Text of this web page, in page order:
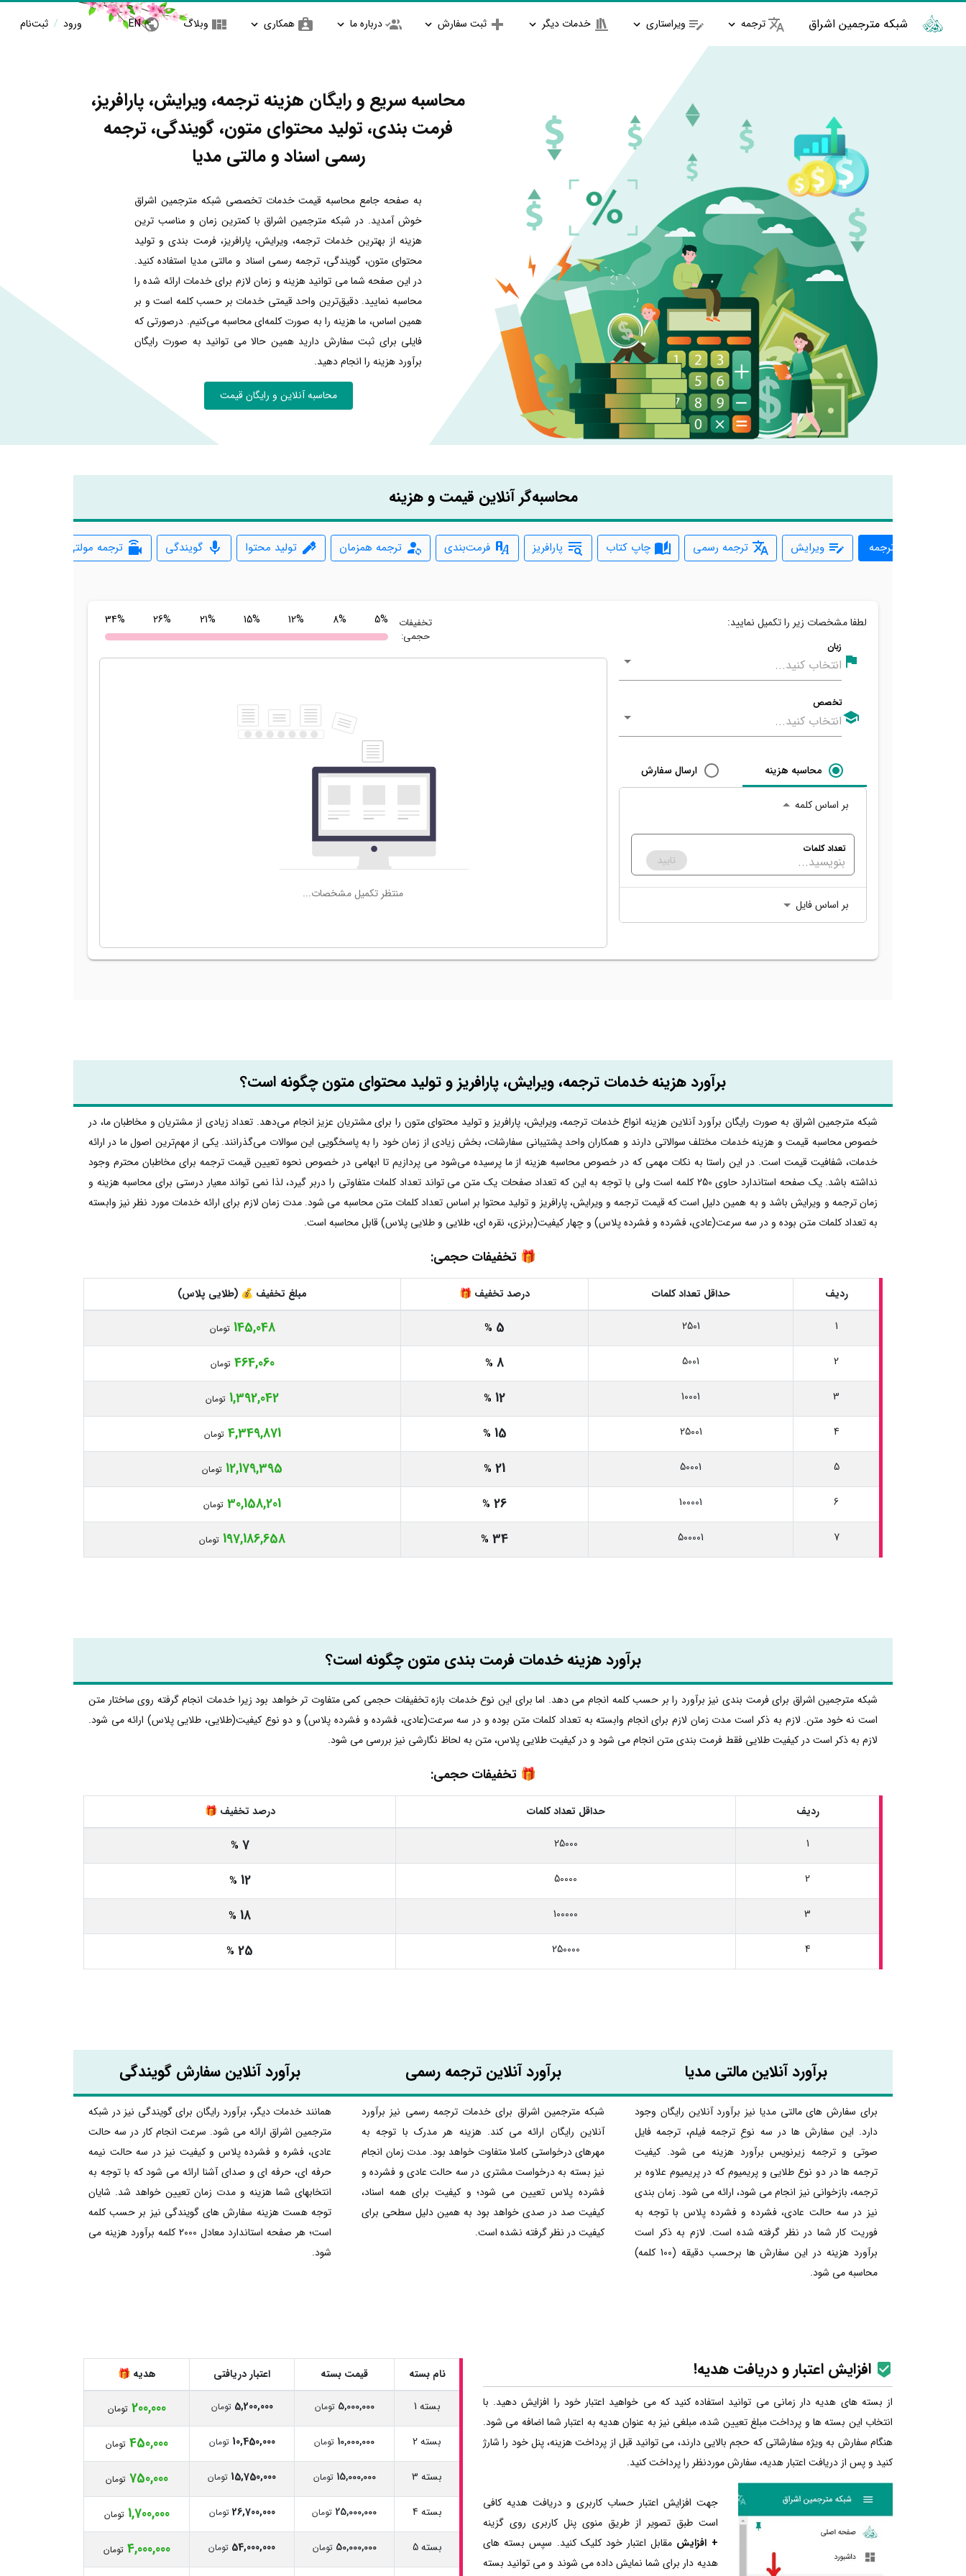
شبکه مترجمین اشراق ترجمه ویراستاری خدمات دیگر ثبت سفارش درباره ما همکاری وبلاگ EN ورود / ثبت‌نام
محاسبه سریع و رایگان هزینه ترجمه، ویرایش، پارافریز،
فرمت بندی، تولید محتوای متون، گویندگی، ترجمه
رسمی اسناد و مالتی مدیا
به صفحه جامع محاسبه قیمت خدمات تخصصی شبکه مترجمین اشراق
خوش آمدید. در شبکه مترجمین اشراق با کمترین زمان و مناسب ترین
هزینه از بهترین خدمات ترجمه، ویرایش، پارافریز، فرمت بندی و تولید
محتوای متون، گویندگی، ترجمه رسمی اسناد و مالتی مدیا استفاده کنید.
در این صفحه شما می توانید هزینه و زمان لازم برای خدمات ارائه شده را
محاسبه نمایید. دقیق‌ترین واحد قیمتی خدمات بر حسب کلمه است و بر
همین اساس، ما هزینه را به صورت کلمه‌ای محاسبه می‌کنیم. درصورتی که
فایلی برای ثبت سفارش دارید همین حالا می توانید به صورت رایگان
برآورد هزینه را انجام دهید.
محاسبه آنلاین و رایگان قیمت
محاسبه‌گر آنلاین قیمت و هزینه
ترجمه ویرایش ترجمه رسمی چاپ کتاب پارافریز فرمت‌بندی ترجمه همزمان تولید محتوا گویندگی ترجمه مولتی‌مدیا
برآورد هزینه خدمات ترجمه، ویرایش، پارافریز و تولید محتوای متون چگونه است؟
شبکه مترجمین اشراق به صورت رایگان برآورد آنلاین هزینه انواع خدمات ترجمه، ویرایش، پارافریز و تولید محتوای متون را برای مشتریان عزیز انجام می‌دهد. تعداد زیادی از مشتریان و مخاطبان ما، در
خصوص محاسبه قیمت و هزینه خدمات مختلف سوالاتی دارند و همکاران واحد پشتیبانی سفارشات، بخش زیادی از زمان خود را به پاسخگویی این سوالات می‌گذرانند. یکی از مهم‌ترین اصول ما در ارائه
خدمات، شفافیت قیمت است. در این راستا به نکات مهمی که در خصوص محاسبه هزینه از ما پرسیده می‌شود می پردازیم تا ابهامی در خصوص نحوه تعیین قیمت ترجمه برای مخاطبان محترم وجود
نداشته باشد. یک صفحه استاندارد حاوی 250 کلمه است ولی با توجه به این که تعداد صفحات یک متن می تواند تعداد کلمات متفاوتی را دربر گیرد، لذا نمی تواند معیار درستی برای محاسبه هزینه و
زمان ترجمه و ویرایش باشد و به همین دلیل است که قیمت ترجمه و ویرایش، پارافریز و تولید محتوا بر اساس تعداد کلمات متن محاسبه می شود. مدت زمان لازم برای ارائه خدمات مورد نظر نیز وابسته
به تعداد کلمات متن بوده و در سه سرعت(عادی، فشرده و فشرده پلاس) و چهار کیفیت(برنزی، نقره ای، طلایی و طلایی پلاس) قابل محاسبه است.
🎁 تخفیفات حجمی:
ردیف حداقل تعداد کلمات درصد تخفیف 🎁 مبلغ تخفیف 💰 (طلایی پلاس)
1
2501
5
%
145,048 تومان
2
5001
8
%
464,060 تومان
3
10001
12
%
1,392,042 تومان
4
25001
15
%
4,349,871 تومان
5
50001
21
%
12,179,395 تومان
6
100001
26
%
30,158,201 تومان
7
500001
34
%
197,186,658 تومان
برآورد هزینه خدمات فرمت بندی متون چگونه است؟
شبکه مترجمین اشراق برای فرمت بندی نیز برآورد را بر حسب کلمه انجام می دهد. اما برای این نوع خدمات بازه تخفیفات حجمی کمی متفاوت تر خواهد بود زیرا خدمات انجام گرفته روی ساختار متن
است نه خود متن. لازم به ذکر است مدت زمان لازم برای انجام وابسته به تعداد کلمات متن بوده و در سه سرعت(عادی، فشرده و فشرده پلاس) و دو نوع کیفیت(طلایی، طلایی پلاس) ارائه می شود.
لازم به ذکر است در کیفیت طلایی فقط فرمت بندی متن انجام می شود و در کیفیت طلایی پلاس، متن به لحاظ نگارشی نیز بررسی می شود.
🎁 تخفیفات حجمی:
ردیف حداقل تعداد کلمات درصد تخفیف 🎁
1
25000
7
%
2
50000
12
%
3
100000
18
%
4
250000
25
%
برآورد آنلاین مالتی مدیا
برای سفارش های مالتی مدیا نیز برآورد آنلاین رایگان وجود
دارد. این سفارش ها در سه نوعِ ترجمه فیلم، ترجمه فایل
صوتی و ترجمه زیرنویس برآورد هزینه می شود. کیفیت
ترجمه ها در دو نوع طلایی و پریمیوم که در پریمیوم علاوه بر
ترجمه، بازخوانی نیز انجام می شود، ارائه می شود. زمان بندی
نیز در سه حالت عادی، فشرده و فشرده پلاس با توجه به
فوریت کار شما در نظر گرفته شده است. لازم به ذکر است
برآورد هزینه در این سفارش ها برحسب دقیقه (100 کلمه)
محاسبه می شود.
برآورد آنلاین ترجمه رسمی
شبکه مترجمین اشراق برای خدمات ترجمه رسمی نیز برآورد
آنلاین رایگان ارائه می کند. هزینه هر مدرک با توجه به
مهرهای درخواستی کاملا متفاوت خواهد بود. مدت زمان انجام
نیز بسته به درخواست مشتری در سه حالت عادی و فشرده و
فشرده پلاس تعیین می شود؛ و کیفیت برای همه اسناد،
کیفیت صد در صدی خواهد بود به همین دلیل سطحی برای
کیفیت در نظر گرفته نشده است.
برآورد آنلاین سفارش گویندگی
همانند خدمات دیگر، برآورد رایگان برای گویندگی نیز در شبکه
مترجمین اشراق ارائه می شود. سرعت انجام کار در سه حالت
عادی، فشره و فشرده پلاس و کیفیت نیز در سه حالت نیمه
حرفه ای، حرفه ای و صدای آشنا ارائه می شود که با توجه به
انتخابهای شما هزینه و مدت زمان تعیین خواهد شد. شایان
توجه هست هزینه سفارش های گویندگی نیز بر حسب کلمه
است؛ هر صفحه استاندارد معادل 2000 کلمه برآورد هزینه می
شود.
افزایش اعتبار و دریافت هدیه!
از بسته های هدیه دار زمانی می توانید استفاده کنید که می خواهید اعتبار خود را افزایش دهید. با
انتخاب این بسته ها و پرداخت مبلغ تعیین شده، مبلغی نیز به عنوان هدیه به اعتبار شما اضافه می شود.
هنگام سفارش به ویژه سفارشاتی که حجم بالایی دارند، می توانید قبل از پرداخت هزینه، پنل خود را شارژ
کنید و پس از دریافت اعتبار هدیه، سفارش موردنظر را پرداخت کنید.
جهت افزایش اعتبار حساب کاربری و دریافت هدیه کافی
است طبق تصویر از طریق منوی پنل کاربری روی گزینه
+ افزایش مقابل اعتبار خود کلیک کنید. سپس بسته های
هدیه دار برای شما نمایش داده می شوند و می توانید بسته
نام بسته قیمت بسته اعتبار دریافتی هدیه 🎁
بسته 1 5,000,000 تومان 5,200,000 تومان 200,000 تومان
بسته 2 10,000,000 تومان 10,450,000 تومان 450,000 تومان
بسته 3 15,000,000 تومان 15,750,000 تومان 750,000 تومان
بسته 4 25,000,000 تومان 26,700,000 تومان 1,700,000 تومان
بسته 5 50,000,000 تومان 54,000,000 تومان 4,000,000 تومان